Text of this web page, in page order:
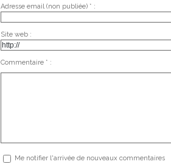
Adresse email (non publiée) * :
Site web :
Commentaire * :
Me notifier l'arrivée de nouveaux commentaires